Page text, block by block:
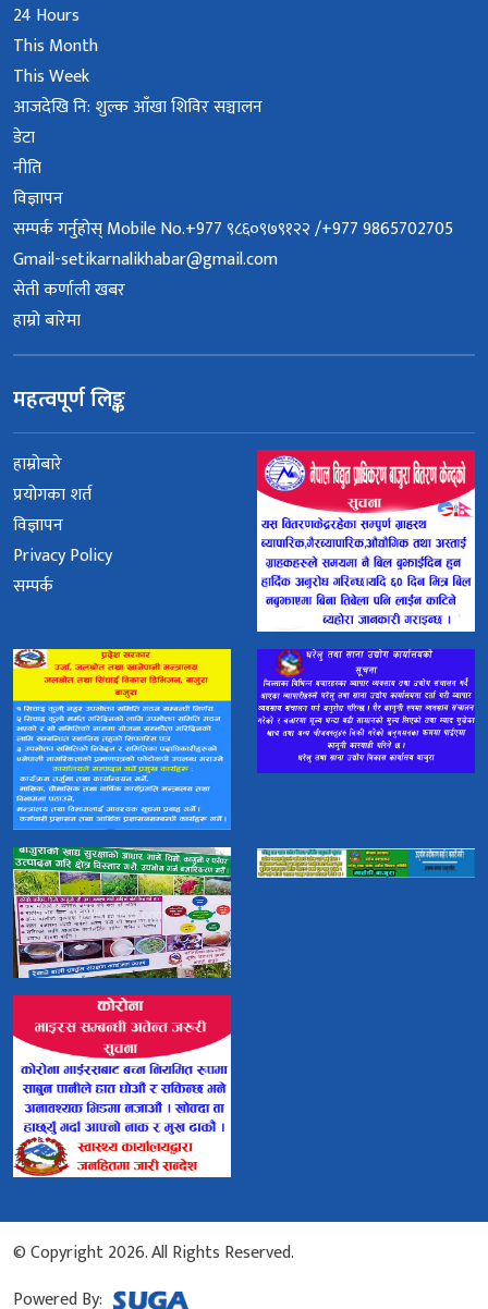
24 Hours
This Month
This Week
आजदेखि नि: शुल्क आँखा शिविर सञ्चालन
डेटा
नीति
विज्ञापन
सम्पर्क गर्नुहोस् Mobile No.+977 ९८६०९७९१२२ /+977 9865702705
Gmail-setikarnalikhabar@gmail.com
सेती कर्णाली खबर
हाम्रो बारेमा
महत्वपूर्ण लिङ्क
हाम्रोबारे
प्रयोगका शर्त
विज्ञापन
Privacy Policy
सम्पर्क
© Copyright 2026. All Rights Reserved.
Powered By: